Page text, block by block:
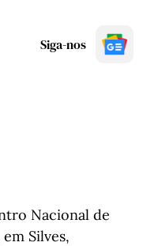
Siga-nos
Nacional de
Silves,